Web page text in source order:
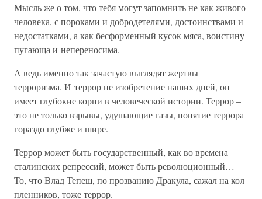
Мысль же о том, что тебя могут запомнить не как живого
человека, с пороками и добродетелями, достоинствами и
недостатками, а как бесформенный кусок мяса, воистину
пугающа и непереносима.
А ведь именно так зачастую выглядят жертвы
терроризма. И террор не изобретение наших дней, он
имеет глубокие корни в человеческой истории. Террор –
это не только взрывы, удушающие газы, понятие террора
гораздо глубже и шире.
Террор может быть государственный, как во времена
сталинских репрессий, может быть революционный…
То, что Влад Тепеш, по прозванию Дракула, сажал на кол
пленников, тоже террор.